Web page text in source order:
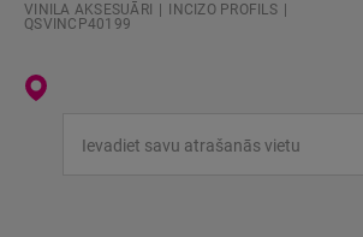
VINILA AKSESUĀRI
INCIZO PROFILS
QSVINCP40199